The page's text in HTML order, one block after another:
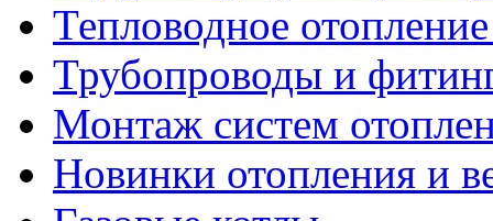
Тепловодное
Трубопроводы и
Монтаж систем
Новинки отопления и